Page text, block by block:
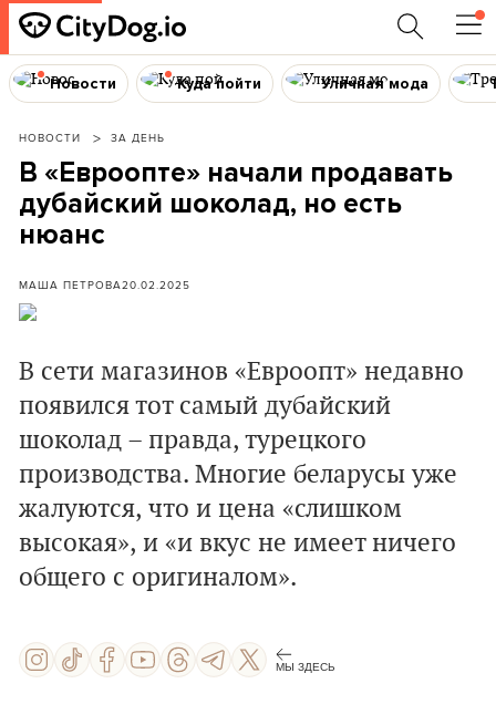
Новости Куда пойти Уличная мода
НОВОСТИ ЗА ДЕНЬ
В «Евроопте» начали продавать
дубайский шоколад, но есть
нюанс
МАША ПЕТРОВА20.02.2025
В сети магазинов «Евроопт» недавно
появился тот самый дубайский
шоколад – правда, турецкого
производства. Многие беларусы уже
жалуются, что и цена «слишком
высокая», и «и вкус не имеет ничего
общего с оригиналом».
МЫ ЗДЕСЬ